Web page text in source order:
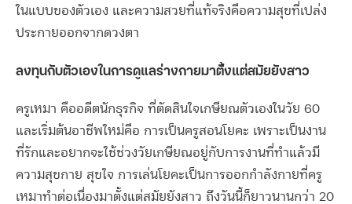
ในแบบของตัวเอง และความสวยที่แท้จริงคือความสุขที่เปล่ง
ประกายออกจากดวงตา
ลงทุนกับตัวเองในการดูแลร่างกายมาตั้งแต่สมัยยังสาว
ครูเหมา คืออดีตนักธุรกิจ ที่ตัดสินใจเกษียณตัวเองในวัย 60
และเริ่มต้นอาชีพใหม่คือ การเป็นครูสอนโยคะ เพราะเป็นงาน
ที่รักและอยากจะใช้ช่วงวัยเกษียณอยู่กับการงานที่ทำแล้วมี
ความสุขกาย สุขใจ การเล่นโยคะเป็นการออกกำลังกายที่ครู
เหมาทำต่อเนื่องมาตั้งแต่สมัยยังสาว ถึงวันนี้ก็ยาวนานกว่า 20